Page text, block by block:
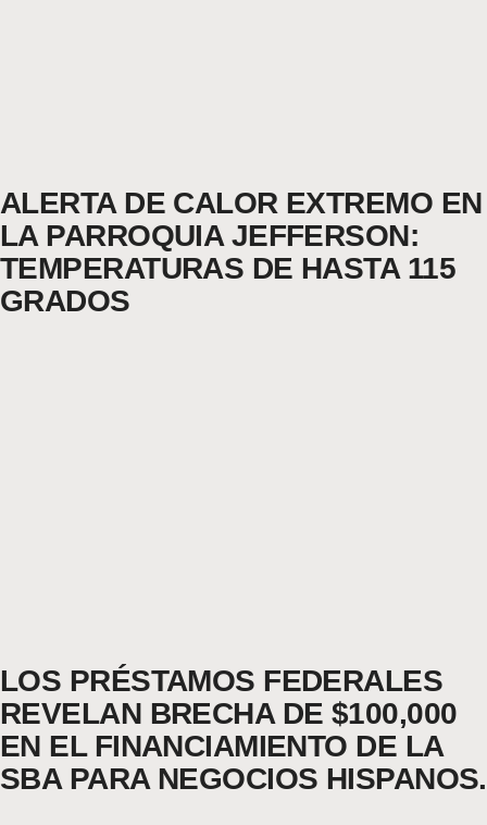
ALERTA DE CALOR EXTREMO EN
LA PARROQUIA JEFFERSON:
TEMPERATURAS DE HASTA 115
GRADOS
LOS PRÉSTAMOS FEDERALES
REVELAN BRECHA DE $100,000
EN EL FINANCIAMIENTO DE LA
SBA PARA NEGOCIOS HISPANOS.